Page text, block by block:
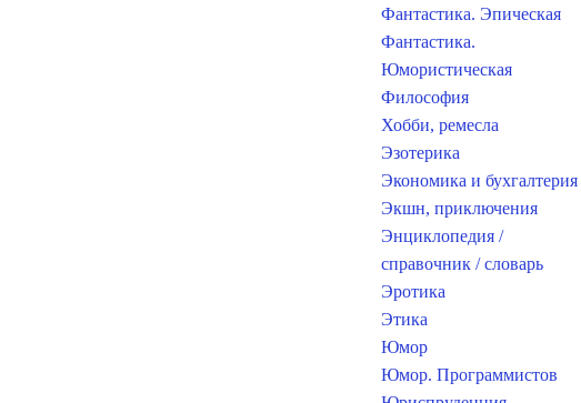
Фантастика. Эпическая
Фантастика.
Юмористическая
Философия
Хобби, ремесла
Эзотерика
Экономика и бухгалтерия
Экшн, приключения
Энциклопедия /
справочник / словарь
Эротика
Этика
Юмор
Юмор. Программистов